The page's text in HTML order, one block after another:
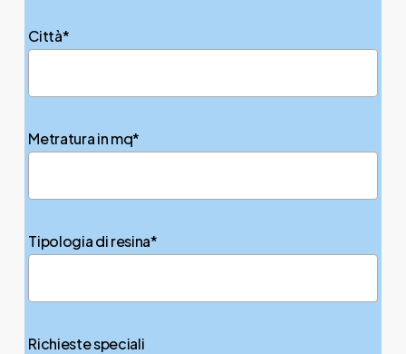
Città*
Metratura in mq*
Tipologia di resina*
Richieste speciali